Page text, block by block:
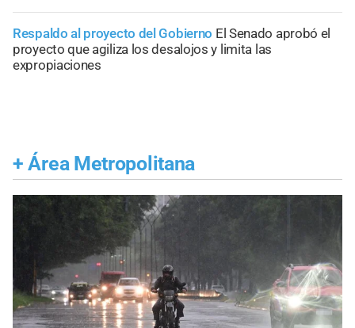
Respaldo al proyecto del Gobierno El Senado aprobó el
proyecto que agiliza los desalojos y limita las
expropiaciones
+ Área Metropolitana